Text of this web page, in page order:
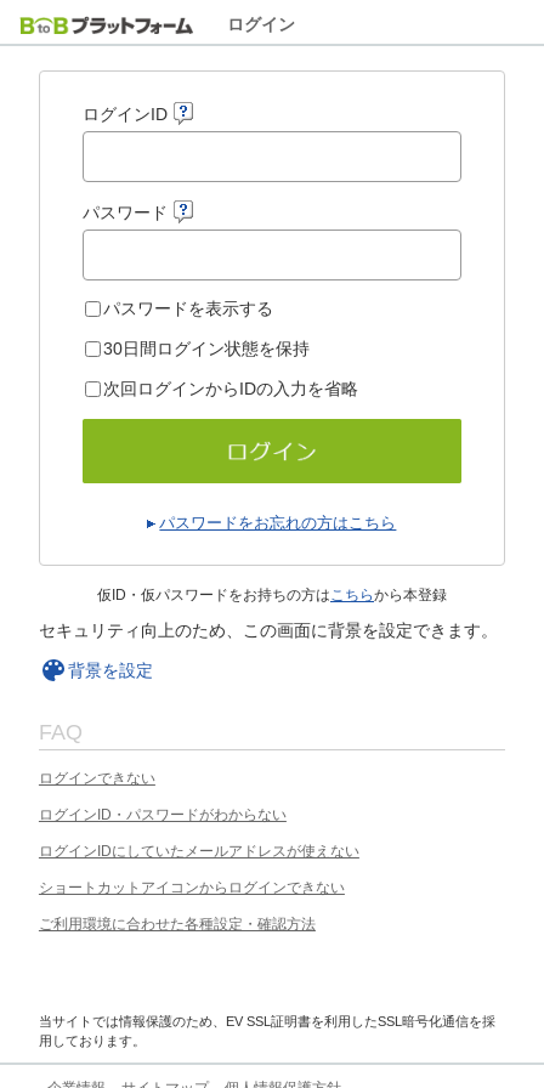
ログイン
ログインID
パスワード
パスワードを表示する
30日間ログイン状態を保持
次回ログインからIDの入力を省略
パスワードをお忘れの方はこちら
仮ID・仮パスワードをお持ちの方はこちらから本登録
セキュリティ向上のため、この画面に背景を設定できます。
背景を設定
FAQ
ログインできない
ログインID・パスワードがわからない
ログインIDにしていたメールアドレスが使えない
ショートカットアイコンからログインできない
ご利用環境に合わせた各種設定・確認方法
当サイトでは情報保護のため、EV SSL証明書を利用したSSL暗号化通信を採
用しております。